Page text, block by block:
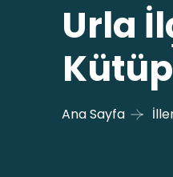
Urla
Ana Sayfa